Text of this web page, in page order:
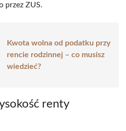
przez ZUS.
Kwota wolna od podatku przy
rencie rodzinnej – co musisz
wiedzieć?
renty